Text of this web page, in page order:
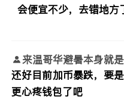
会便宜不少，去错地方
来温哥华避暑本身就
还好目前加币暴跌，要
更心疼钱包了吧